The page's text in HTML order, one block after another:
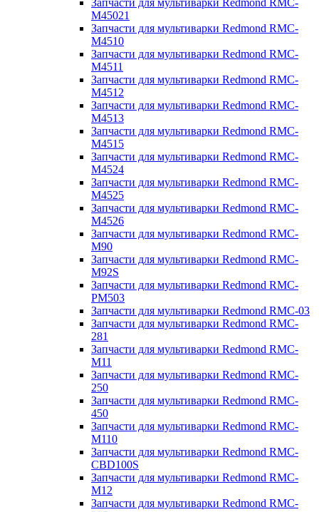
Запчасти для мультиварки Redmond RMC-
M45021
Запчасти для мультиварки Redmond RMC-
M4510
Запчасти для мультиварки Redmond RMC-
M4511
Запчасти для мультиварки Redmond RMC-
M4512
Запчасти для мультиварки Redmond RMC-
M4513
Запчасти для мультиварки Redmond RMC-
M4515
Запчасти для мультиварки Redmond RMC-
M4524
Запчасти для мультиварки Redmond RMC-
M4525
Запчасти для мультиварки Redmond RMC-
M4526
Запчасти для мультиварки Redmond RMC-
M90
Запчасти для мультиварки Redmond RMC-
M92S
Запчасти для мультиварки Redmond RMC-
PM503
Запчасти для мультиварки Redmond RMC-03
Запчасти для мультиварки Redmond RMC-
281
Запчасти для мультиварки Redmond RMC-
M11
Запчасти для мультиварки Redmond RMC-
250
Запчасти для мультиварки Redmond RMC-
450
Запчасти для мультиварки Redmond RMC-
M110
Запчасти для мультиварки Redmond RMC-
CBD100S
Запчасти для мультиварки Redmond RMC-
M12
Запчасти для мультиварки Redmond RMC-